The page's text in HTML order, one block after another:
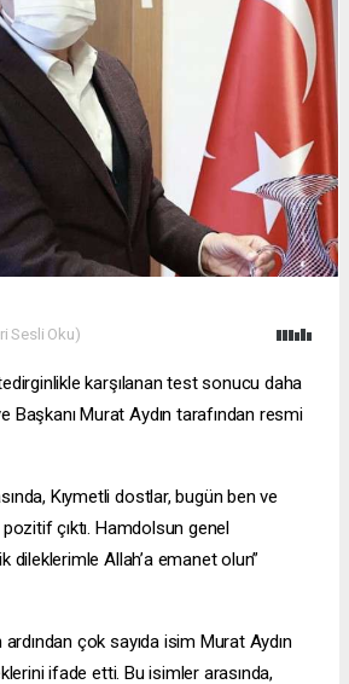
Sesli Oku)
karşılanan test sonucu daha
Başkanı Murat Aydın tarafından resmi
Kıymetli dostlar, bugün ben ve
çıktı. Hamdolsun genel
dileklerimle Allah’a emanet olun”
ardından çok sayıda isim Murat Aydın
ifade etti. Bu isimler arasında,